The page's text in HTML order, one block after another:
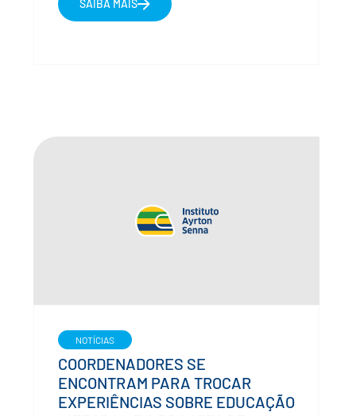
SAIBA MAIS
NOTÍCIAS
COORDENADORES SE
ENCONTRAM PARA TROCAR
EXPERIÊNCIAS SOBRE EDUCAÇÃO